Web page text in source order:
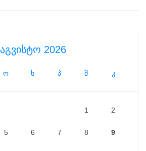
აგვისტო 2026
ო ხ პ შ კ
1 2
5 6 7 8 9